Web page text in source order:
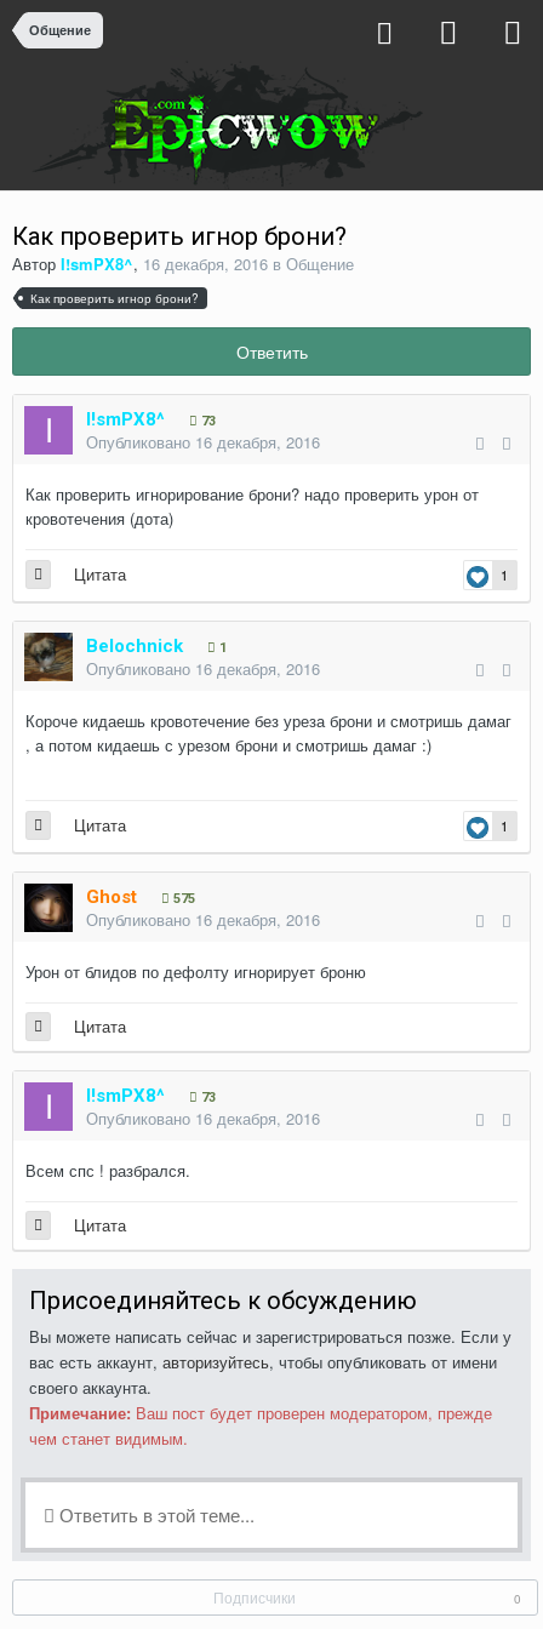
Общение
Как проверить игнор брони?
Автор I!smPX8^, 16 декабря, 2016 в Общение
Как проверить игнор брони?
Ответить
I!smPX8^ 73
Опубликовано 16 декабря, 2016
Как проверить игнорирование брони? надо проверить урон от
кровотечения (дота)
1
Цитата
Belochnick 1
Опубликовано 16 декабря, 2016
Короче кидаешь кровотечение без уреза брони и смотришь дамаг
, а потом кидаешь с урезом брони и смотришь дамаг :)
1
Цитата
Ghost 575
Опубликовано 16 декабря, 2016
Урон от блидов по дефолту игнорирует броню
Цитата
I!smPX8^ 73
Опубликовано 16 декабря, 2016
Всем спс ! разбрался.
Цитата
Присоединяйтесь к обсуждению
Вы можете написать сейчас и зарегистрироваться позже. Если у
вас есть аккаунт, авторизуйтесь, чтобы опубликовать от имени
своего аккаунта.
Примечание: Ваш пост будет проверен модератором, прежде
чем станет видимым.
Ответить в этой теме...
Подписчики 0